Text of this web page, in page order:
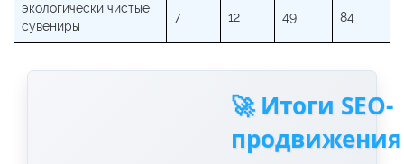
экологически чистые
сувениры
7 12 49 84
🚀 Итоги SEO-
продвижения